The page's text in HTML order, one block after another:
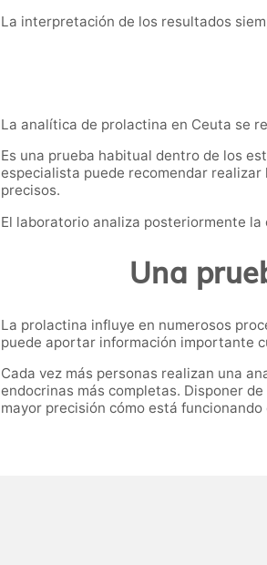
La interpretación de los resultados
La analítica de prolactina en Ceuta se
Es una prueba habitual dentro de los
especialista puede recomendar
precisos.
El laboratorio analiza posteriormente
Una
La prolactina influye en numerosos
puede aportar información importante
Cada vez más personas realizan una
endocrinas más completas. Disponer
mayor precisión cómo está